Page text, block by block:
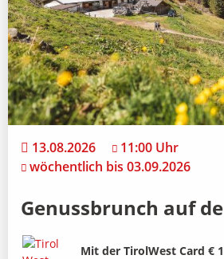
13.08.2026
11:00 Uhr
wöchentlich bis 03.09.2026
Genussbrunch auf
Bild
Beschreibung
Mit der TirolWest Card €